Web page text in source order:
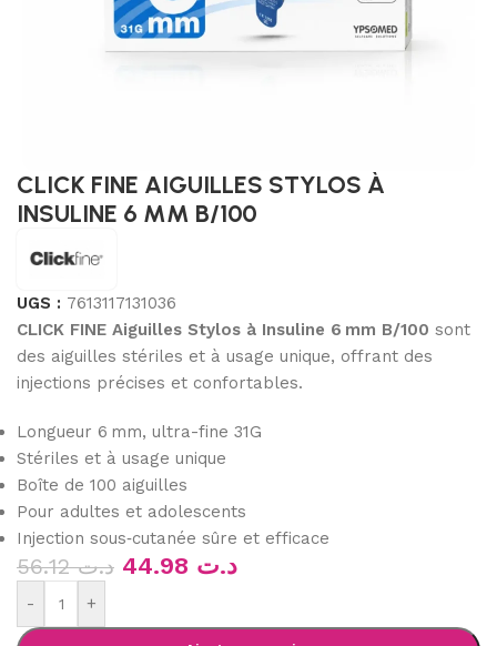
CLICK FINE AIGUILLES STYLOS À
INSULINE 6 MM B/100
UGS : 7613117131036
CLICK FINE Aiguilles Stylos à Insuline 6 mm B/100 sont
des aiguilles stériles et à usage unique, offrant des
injections précises et confortables.
Longueur 6 mm, ultra-fine 31G
Stériles et à usage unique
Boîte de 100 aiguilles
Pour adultes et adolescents
Injection sous‑cutanée sûre et efficace
د.ت56.12 د.ت
- +